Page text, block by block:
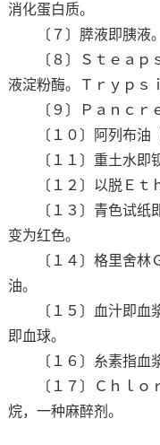
消化蛋白质。
〔７〕膵液即胰液。
〔８〕Ｓｔｅａｐｓ
液淀粉酶。Ｔｒｙｐｓ
〔９〕Ｐａｎｃｒｅ
〔１０〕阿列布油（
〔１１〕重土水即钡
〔１２〕以脱Ｅｔｈ
〔１３〕青色试纸即
变为红色。
〔１４〕格里舍林Ｇ
油。
〔１５〕血汁即血浆
即血球。
〔１６〕糸素指血浆
〔１７〕Ｃｈｌｏｒ
烷，一种麻醉剂。